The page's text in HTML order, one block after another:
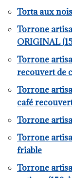
Torta aux
Torrone
ORIGINAL
Torrone
recouvert de
Torrone
café
Torrone
Torrone
friable
Torrone